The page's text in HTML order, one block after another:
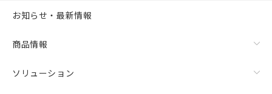
お知らせ・最新情報
商品情報
ソリューション